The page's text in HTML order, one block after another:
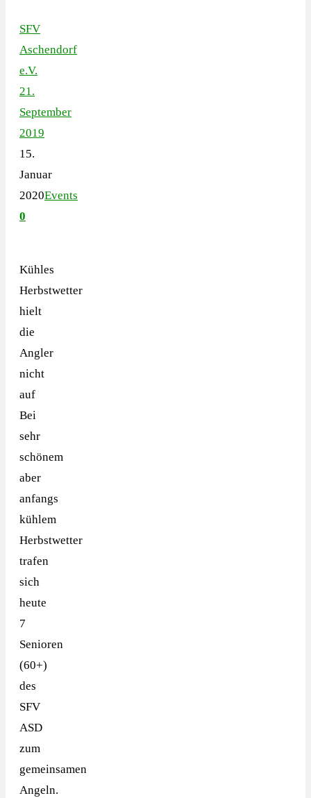
SFV
Aschendorf
e.V.
21.
September
2019
15.
Januar
2020Events
0
Kühles
Herbstwetter
hielt
die
Angler
nicht
auf
Bei
sehr
schönem
aber
anfangs
kühlem
Herbstwetter
trafen
sich
heute
7
Senioren
(60+)
des
SFV
ASD
zum
gemeinsamen
Angeln.